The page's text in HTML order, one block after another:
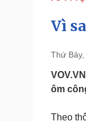
Tổ chức
Nhận
Pháp
Vụ án
Tư vấn
Vì
Thứ
ôm
Theo